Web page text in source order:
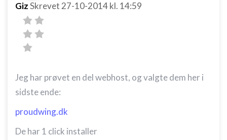
GizSkrevet 27-10-2014kl. 14:59
Jeg har prøvet en del webhost, og valgte dem her i
sidste ende:
proudwing.dk
De har 1 click installer